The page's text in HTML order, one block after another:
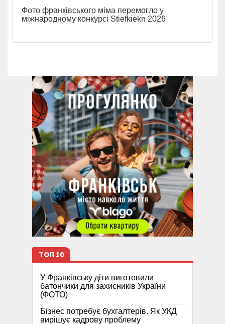
Фото франківського міма перемогло у
міжнародному конкурсі Stiefkiekn 2026
ТОП 10
У Франківську діти виготовили
батончики для захисників України
(ФОТО)
Бізнес потребує бухгалтерів. Як УКД
вирішує кадрову проблему